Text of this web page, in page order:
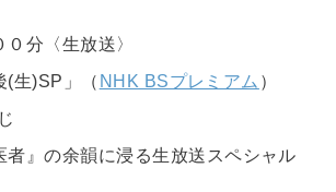
分〈生放送〉
(生)SP」（ NHK BSプレミアム ）
者』の余韻に浸る生放送スペシャル